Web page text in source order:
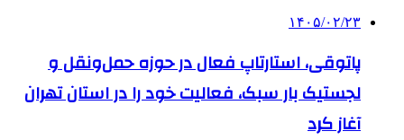
۱۴۰۵/۰۲/۲۳
پاتوقی، استارتاپ فعال در حوزه حمل‌ونقل و
لجستیک بار سبک، فعالیت خود را در استان تهران
آغاز کرد